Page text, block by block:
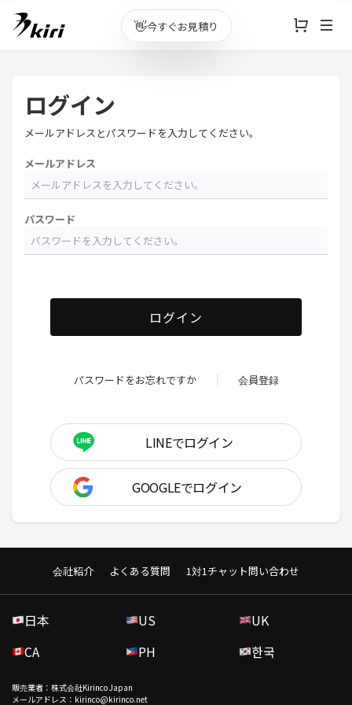
👋今すぐお見積り
ログイン
メールアドレスとパスワードを入力してください。
メールアドレス
パスワード
ログイン
パスワードをお忘れですか 会員登録
LINEでログイン
GOOGLEでログイン
会社紹介 よくある質問 1対1チャット問い合わせ
日本 US
UK
CA
PH 한국
販売業者：株式会社Kirinco Japan
メールアドレス：kirinco@kirinco.net